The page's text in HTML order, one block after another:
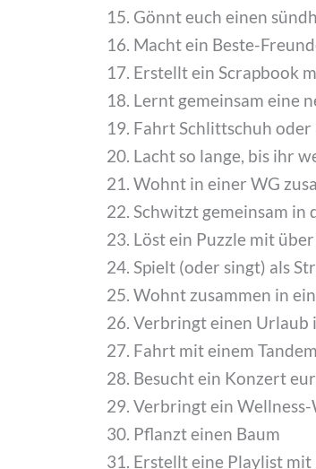
Gönnt euch einen
Macht ein Beste-
Erstellt ein Scrapbook
Lernt gemeinsam eine
Fahrt Schlittschuh
Lacht so lange, bis ihr
Wohnt in einer WG
Schwitzt gemeinsam in
Löst ein Puzzle mit
Spielt (oder singt) als
Wohnt zusammen in
Verbringt einen Urlaub
Fahrt mit einem Tandem
Besucht ein Konzert
Verbringt ein
Pflanzt einen Baum
Erstellt eine Playlist